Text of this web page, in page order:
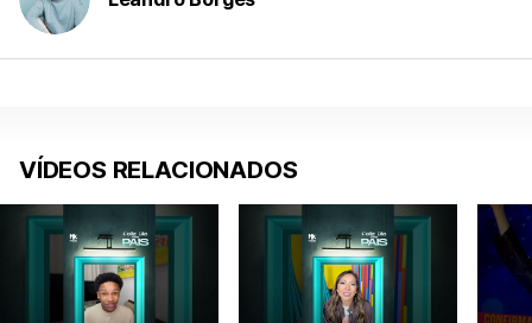
VÍDEOS RELACIONADOS